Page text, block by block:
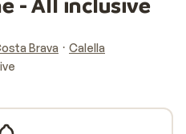
Brava
Calella